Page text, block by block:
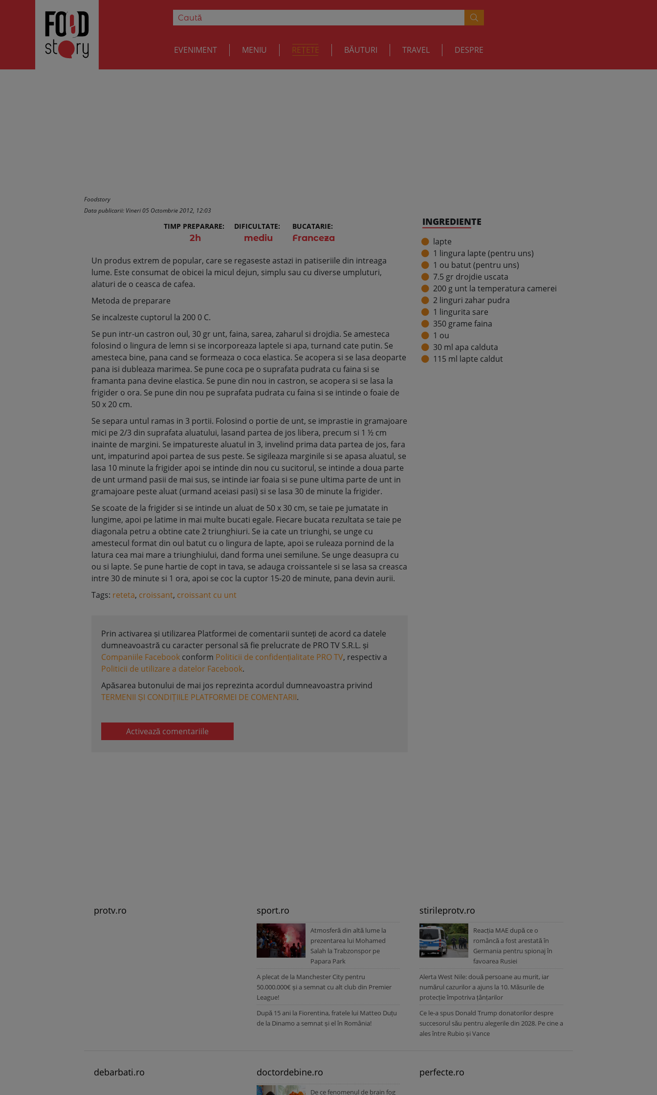
EVENIMENT MENIU REȚETE BĂUTURI TRAVEL DESPRE
Foodstory
Data publicarii: Vineri 05 Octombrie 2012, 12:03
TIMP PREPARARE:
2h
DIFICULTATE:
mediu
BUCATARIE:
Franceza
Un produs extrem de popular, care se regaseste astazi in patiseriile din intreaga
lume. Este consumat de obicei la micul dejun, simplu sau cu diverse umpluturi,
alaturi de o ceasca de cafea.
Metoda de preparare
Se incalzeste cuptorul la 200 0 C.
Se pun intr-un castron oul, 30 gr unt, faina, sarea, zaharul si drojdia. Se amesteca
folosind o lingura de lemn si se incorporeaza laptele si apa, turnand cate putin. Se
amesteca bine, pana cand se formeaza o coca elastica. Se acopera si se lasa deoparte
pana isi dubleaza marimea. Se pune coca pe o suprafata pudrata cu faina si se
framanta pana devine elastica. Se pune din nou in castron, se acopera si se lasa la
frigider o ora. Se pune din nou pe suprafata pudrata cu faina si se intinde o foaie de
50 x 20 cm.
Se separa untul ramas in 3 portii. Folosind o portie de unt, se imprastie in gramajoare
mici pe 2/3 din suprafata aluatului, lasand partea de jos libera, precum si 1 ½ cm
inainte de margini. Se impatureste aluatul in 3, invelind prima data partea de jos, fara
unt, impaturind apoi partea de sus peste. Se sigileaza marginile si se apasa aluatul, se
lasa 10 minute la frigider apoi se intinde din nou cu sucitorul, se intinde a doua parte
de unt urmand pasii de mai sus, se intinde iar foaia si se pune ultima parte de unt in
gramajoare peste aluat (urmand aceiasi pasi) si se lasa 30 de minute la frigider.
Se scoate de la frigider si se intinde un aluat de 50 x 30 cm, se taie pe jumatate in
lungime, apoi pe latime in mai multe bucati egale. Fiecare bucata rezultata se taie pe
diagonala petru a obtine cate 2 triunghiuri. Se ia cate un triunghi, se unge cu
amestecul format din oul batut cu o lingura de lapte, apoi se ruleaza pornind de la
latura cea mai mare a triunghiului, dand forma unei semilune. Se unge deasupra cu
ou si lapte. Se pune hartie de copt in tava, se adauga croissantele si se lasa sa creasca
intre 30 de minute si 1 ora, apoi se coc la cuptor 15-20 de minute, pana devin aurii.
Tags: reteta, croissant, croissant cu unt
Prin activarea și utilizarea Platformei de comentarii sunteți de acord ca datele
dumneavoastră cu caracter personal să fie prelucrate de PRO TV S.R.L. și
Companiile Facebook conform Politicii de confidențialitate PRO TV, respectiv a
Politicii de utilizare a datelor Facebook.
Apăsarea butonului de mai jos reprezinta acordul dumneavoastra privind
TERMENII ȘI CONDIȚIILE PLATFORMEI DE COMENTARII.
Activează comentariile
INGREDIENTE
lapte
1 lingura lapte (pentru uns)
1 ou batut (pentru uns)
7.5 gr drojdie uscata
200 g unt la temperatura camerei
2 linguri zahar pudra
1 lingurita sare
350 grame faina
1 ou
30 ml apa calduta
115 ml lapte caldut
protv.ro sport.ro
Atmosferă din altă lume la
prezentarea lui Mohamed
Salah la Trabzonspor pe
Papara Park
A plecat de la Manchester City pentru
50.000.000€ și a semnat cu alt club din Premier
League!
După 15 ani la Fiorentina, fratele lui Matteo Duțu
de la Dinamo a semnat și el în România!
stirileprotv.ro
Reacția MAE după ce o
româncă a fost arestată în
Germania pentru spionaj în
favoarea Rusiei
Alerta West Nile: două persoane au murit, iar
numărul cazurilor a ajuns la 10. Măsurile de
protecție împotriva țânțarilor
Ce le-a spus Donald Trump donatorilor despre
succesorul său pentru alegerile din 2028. Pe cine a
ales între Rubio și Vance
debarbati.ro doctordebine.ro
De ce fenomenul de brain fog
perfecte.ro